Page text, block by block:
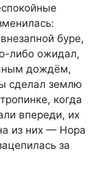
буре,
либо ожидал,
дождём,
сделал землю
когда
впереди, их
из них — Нора
за